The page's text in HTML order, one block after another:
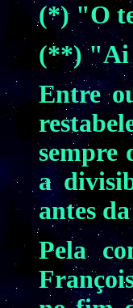
(*) "O
(**) "Ai
Entre
sempre
a
antes
Pela